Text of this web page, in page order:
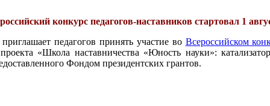
конкурс педагогов-наставников стартовал 1
педагогов принять участие во Всероссийском
«Школа наставничества «Юность науки»:
Фондом президентских грантов.